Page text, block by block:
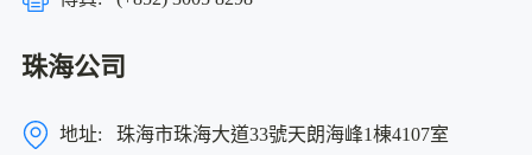
珠海公司
地址: 珠海市珠海大道33號天朗海峰1棟4107室